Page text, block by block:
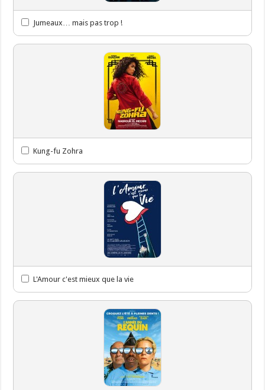
Jumeaux… mais pas trop !
Kung-fu Zohra
L'Amour c'est mieux que la vie